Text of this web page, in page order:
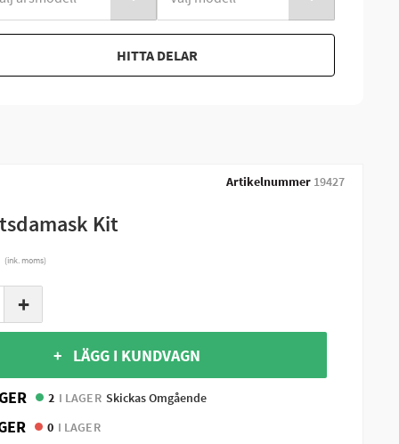
HITTA DELAR
Artikelnummer 19427
Kit
(ink. moms)
+
+ LÄGG I KUNDVAGN
2 I LAGER Skickas Omgående
0 I LAGER